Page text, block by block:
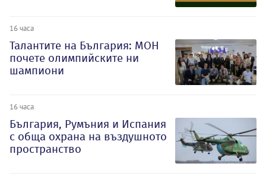
16 часа
Талантите на България: МОН
почете олимпийските ни
шампиони
16 часа
България, Румъния и Испания
с обща охрана на въздушното
пространство